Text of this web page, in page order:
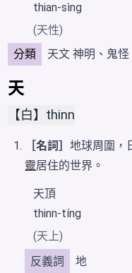
thian-sìng
(天性)
分類
天文 神明、鬼怪
天
【白】thinn
［名詞］地球周圍，
靈居住的世界。
天頂
thinn-tíng
(天上)
反義詞
地